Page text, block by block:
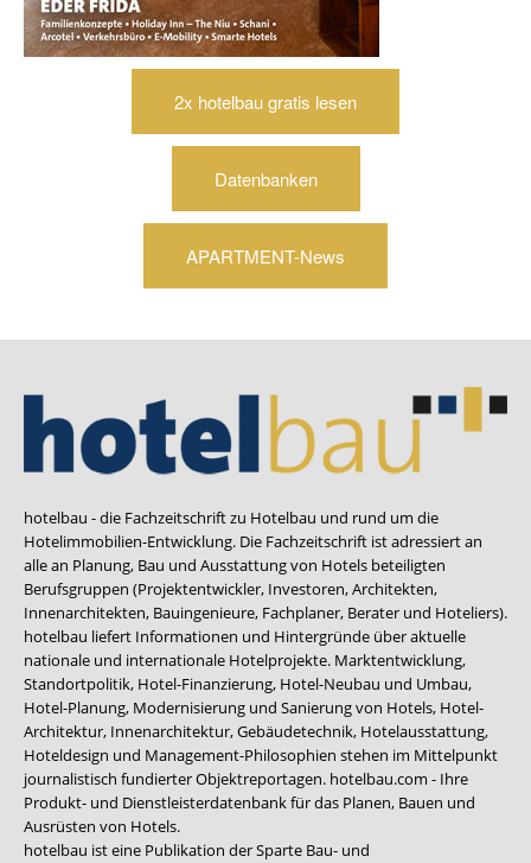
2x hotelbau gratis lesen
Datenbanken
APARTMENT-News
hotelbau - die Fachzeitschrift zu Hotelbau und rund um die
Hotelimmobilien-Entwicklung. Die Fachzeitschrift ist adressiert an
alle an Planung, Bau und Ausstattung von Hotels beteiligten
Berufsgruppen (Projektentwickler, Investoren, Architekten,
Innenarchitekten, Bauingenieure, Fachplaner, Berater und Hoteliers).
hotelbau liefert Informationen und Hintergründe über aktuelle
nationale und internationale Hotelprojekte. Marktentwicklung,
Standortpolitik, Hotel-Finanzierung, Hotel-Neubau und Umbau,
Hotel-Planung, Modernisierung und Sanierung von Hotels, Hotel-
Architektur, Innenarchitektur, Gebäudetechnik, Hotelausstattung,
Hoteldesign und Management-Philosophien stehen im Mittelpunkt
journalistisch fundierter Objektreportagen. hotelbau.com - Ihre
Produkt- und Dienstleisterdatenbank für das Planen, Bauen und
Ausrüsten von Hotels.
hotelbau ist eine Publikation der Sparte Bau- und